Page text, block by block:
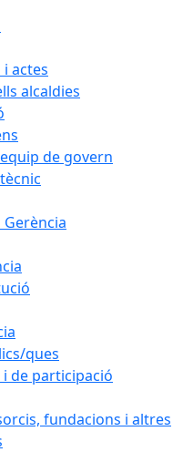
actes
alcaldies
de govern
ques
de participació
fundacions i altres